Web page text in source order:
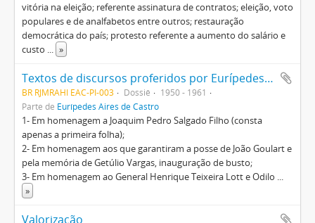
vitória na eleição; referente assinatura de contratos; eleição, voto
populares e de analfabetos entre outros; restauração
democrática do país; protesto referente a aumento do salário e
custo ... »
Textos de discursos proferidos por Eurípedes Aires de Castro
BR RJMRAHI EAC-PI-003 Dossiê
1950 - 1961
Parte de Eurípedes Aires de Castro
1- Em homenagem a Joaquim Pedro Salgado Filho (consta
apenas a primeira folha);
2- Em homenagem aos que garantiram a posse de João Goulart e
pela memória de Getúlio Vargas, inauguração de busto;
3- Em homenagem ao General Henrique Teixeira Lott e Odilo ...
»
Valorização